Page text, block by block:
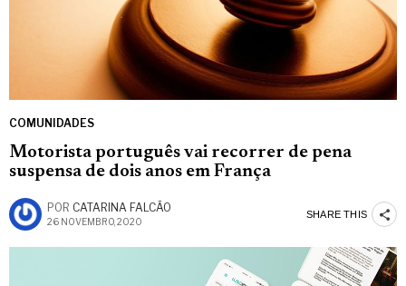
COMUNIDADES
Motorista português vai recorrer de pena
suspensa de dois anos em França
POR CATARINA FALCÃO
26 NOVEMBRO, 2020
SHARE THIS